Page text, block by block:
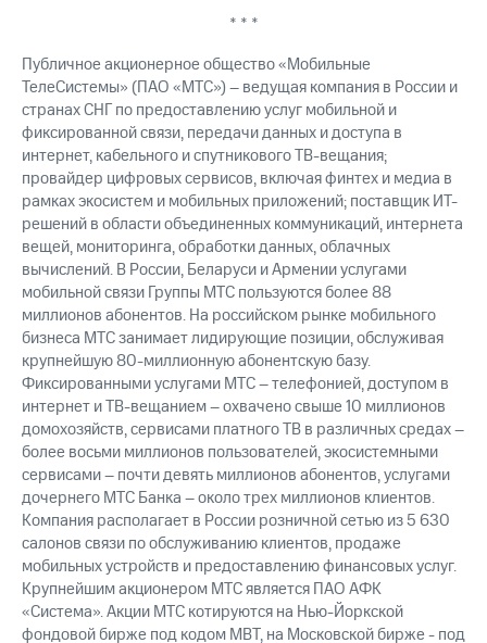
Рынок
облигаций
Описание
Еврооблигации-2023
Уведомление
о
погашении
именных
облигаций
Другое
Регистратор
Реквизиты
Контакты
развитие
деловая этика
На главную
* * *
Публичное акционерное общество «Мобильные
ТелеСистемы» (ПАО «МТС») – ведущая компания в России и
странах СНГ по предоставлению услуг мобильной и
фиксированной связи, передачи данных и доступа в
интернет, кабельного и спутникового ТВ-вещания;
провайдер цифровых сервисов, включая финтех и медиа в
рамках экосистем и мобильных приложений; поставщик ИТ-
решений в области объединенных коммуникаций, интернета
вещей, мониторинга, обработки данных, облачных
вычислений. В России, Беларуси и Армении услугами
мобильной связи Группы МТС пользуются более 88
миллионов абонентов. На российском рынке мобильного
бизнеса МТС занимает лидирующие позиции, обслуживая
крупнейшую 80-миллионную абонентскую базу.
Фиксированными услугами МТС – телефонией, доступом в
интернет и ТВ-вещанием – охвачено свыше 10 миллионов
домохозяйств, сервисами платного ТВ в различных средах –
более восьми миллионов пользователей, экосистемными
сервисами – почти девять миллионов абонентов, услугами
дочернего МТС Банка – около трех миллионов клиентов.
Компания располагает в России розничной сетью из 5 630
салонов связи по обслуживанию клиентов, продаже
мобильных устройств и предоставлению финансовых услуг.
Крупнейшим акционером МТС является ПАО АФК
«Система». Акции МТС котируются на Нью-Йоркской
фондовой бирже под кодом MBT, на Московской бирже - под